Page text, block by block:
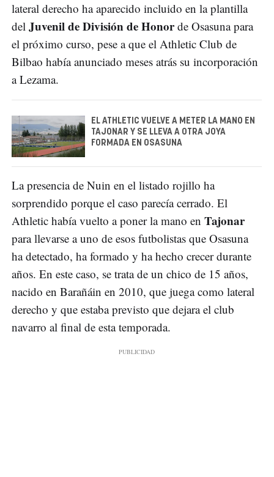
lateral derecho ha aparecido incluido en la plantilla
del Juvenil de División de Honorde Osasuna para
el próximo curso, pese a que el Athletic Club de
Bilbao había anunciado meses atrás su incorporación
a Lezama.
EL ATHLETIC VUELVE A METER LA MANO EN
TAJONAR Y SE LLEVA A OTRA JOYA
FORMADA EN OSASUNA
La presencia de Nuin en el listado rojillo ha
sorprendido porque el caso parecía cerrado. El
Athletic había vuelto a poner la mano en Tajonar
para llevarse a uno de esos futbolistas que Osasuna
ha detectado, ha formado y ha hecho crecer durante
años. En este caso, se trata de un chico de 15 años,
nacido en Barañáin en 2010, que juega como lateral
derecho y que estaba previsto que dejara el club
navarro al final de esta temporada.